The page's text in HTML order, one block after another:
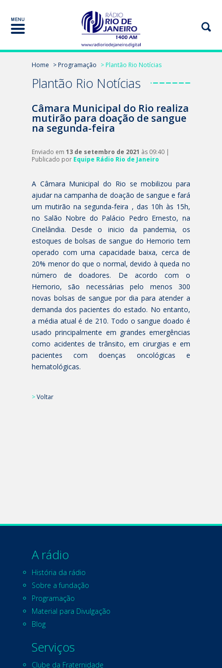
Home > Programação > Plantão Rio Notícias
Plantão Rio Notícias
Câmara Municipal do Rio realiza
mutirão para doação de sangue
na segunda-feira
Enviado em 13 de setembro de 2021 às 09:40 |
Publicado por Equipe Rádio Rio de Janeiro
A Câmara Municipal do Rio se mobilizou para
ajudar na campanha de doação de sangue e fará
um mutirão na segunda-feira , das 10h às 15h,
no Salão Nobre do Palácio Pedro Ernesto, na
Cinelândia. Desde o inicio da pandemia, os
estoques de bolsas de sangue do Hemorio tem
operado com uma capacidade baixa, cerca de
20% menor do que o normal, devido à queda no
número de doadores. De acordo com o
Hemorio, são necessárias pelo menos 300
novas bolsas de sangue por dia para atender a
demanda dos pacientes do estado. No entanto,
a média atual é de 210. Todo o sangue doado é
usado principalmente em grandes emergências
como acidentes de trânsito, em cirurgias e em
pacientes com doenças oncológicas e
hematológicas.
>Voltar
A rádio
História da rádio
Sobre a fundação
Programação
Material para Divulgação
Blog
Serviços
Clube da Fraternidade